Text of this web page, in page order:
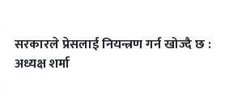
सरकारले प्रेसलाई नियन्त्रण गर्न खोज्दै छ :
अध्यक्ष शर्मा